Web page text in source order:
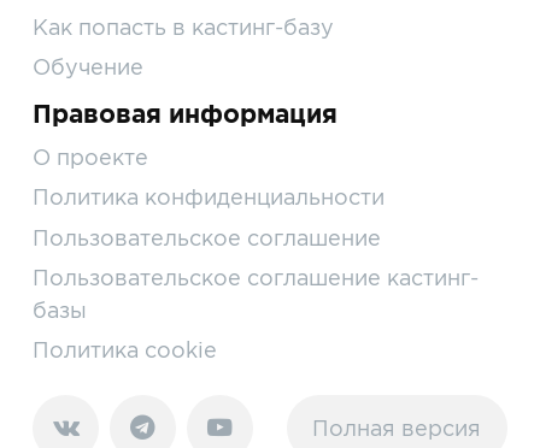
Как попасть в кастинг-базу
Обучение
Правовая информация
О проекте
Политика конфиденциальности
Пользовательское соглашение
Пользовательское соглашение кастинг-
базы
Политика cookie
Полная версия